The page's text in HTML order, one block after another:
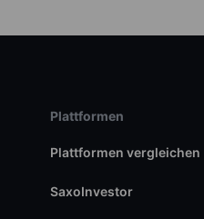
Plattformen
Plattformen vergleichen
SaxoInvestor